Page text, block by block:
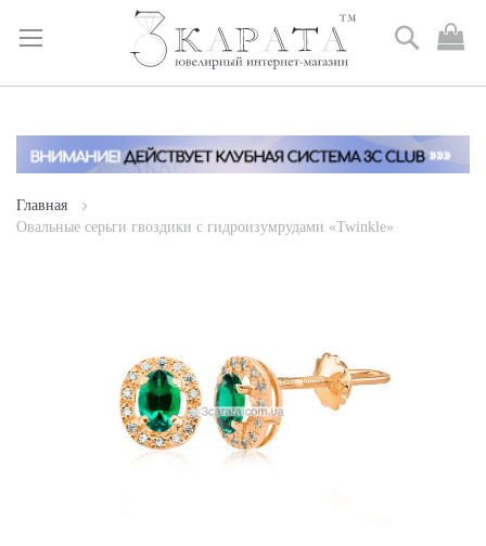
Skip
Content
Поиск
Главная
Овальные серьги гвоздики с гидроизумрудами «Twinkle»